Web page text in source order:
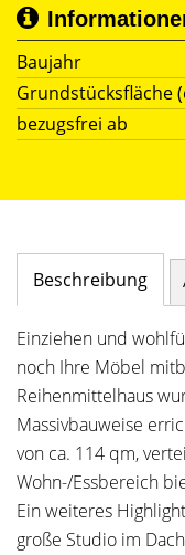
Baujahr
Grundstücksfläche
bezugsfrei ab
Beschreibung
Einziehen und
noch Ihre Möbel
Reihenmittelhaus
Massivbauweise
von ca. 114 qm,
Wohn-/Essbereich
Ein weiteres
große Studio im